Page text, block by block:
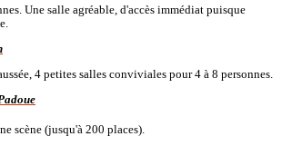
Une salle agréable, d'accès immédiat puisque
4 petites salles conviviales pour 4 à 8 personnes.
scène (jusqu'à 200 places).